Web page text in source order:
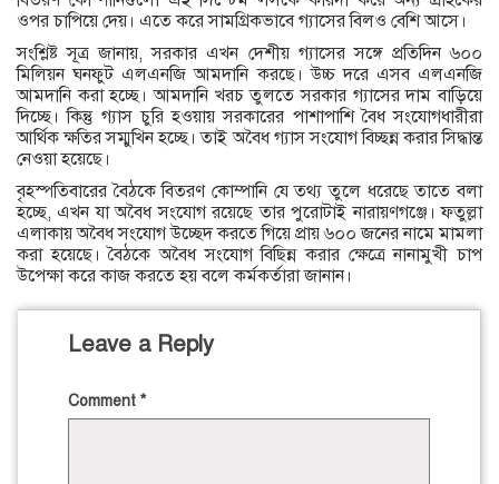
ওপর চাপিয়ে দেয়। এতে করে সামগ্রিকভাবে গ্যাসের বিলও বেশি আসে।
সংশ্লিষ্ট সূত্র জানায়, সরকার এখন দেশীয় গ্যাসের সঙ্গে প্রতিদিন ৬০০
মিলিয়ন ঘনফুট এলএনজি আমদানি করছে। উচ্চ দরে এসব এলএনজি
আমদানি করা হচ্ছে। আমদানি খরচ তুলতে সরকার গ্যাসের দাম বাড়িয়ে
দিচ্ছে। কিন্তু গ্যাস চুরি হওয়ায় সরকারের পাশাপাশি বৈধ সংযোগধারীরা
আর্থিক ক্ষতির সম্মুখিন হচ্ছে। তাই অবৈধ গ্যাস সংযোগ বিচ্ছন্ন করার সিদ্ধান্ত
নেওয়া হয়েছে।
বৃহস্পতিবারের বৈঠকে বিতরণ কোম্পানি যে তথ্য তুলে ধরেছে তাতে বলা
হচ্ছে, এখন যা অবৈধ সংযোগ রয়েছে তার পুরোটাই নারায়ণগঞ্জে। ফতুল্লা
এলাকায় অবৈধ সংযোগ উচ্ছেদ করতে গিয়ে প্রায় ৬০০ জনের নামে মামলা
করা হয়েছে। বৈঠকে অবৈধ সংযোগ বিছিন্ন করার ক্ষেত্রে নানামুখী চাপ
উপেক্ষা করে কাজ করতে হয় বলে কর্মকর্তারা জানান।
Leave a Reply
Comment *